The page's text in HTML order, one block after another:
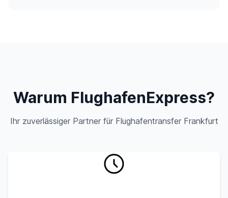
Warum FlughafenExpress?
Ihr zuverlässiger Partner für Flughafentransfer Frankfurt